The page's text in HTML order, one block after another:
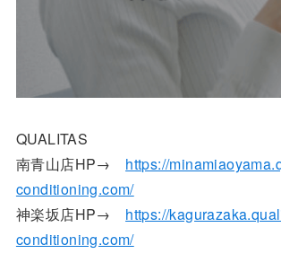
QUALITAS
南青山店HP→ https://
conditioning.com/
神楽坂店HP→ https://
conditioning.com/